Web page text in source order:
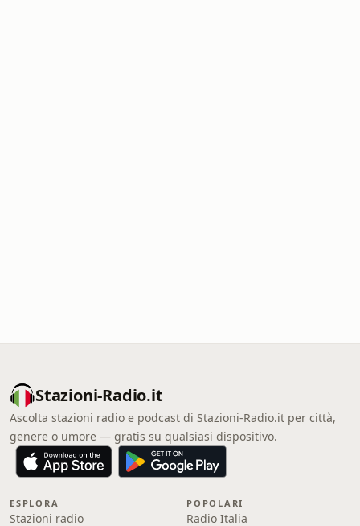
Stazioni-Radio.it
Ascolta stazioni radio e podcast di Stazioni-Radio.it per città,
genere o umore — gratis su qualsiasi dispositivo.
ESPLORA
Stazioni radio
POPOLARI
Radio Italia